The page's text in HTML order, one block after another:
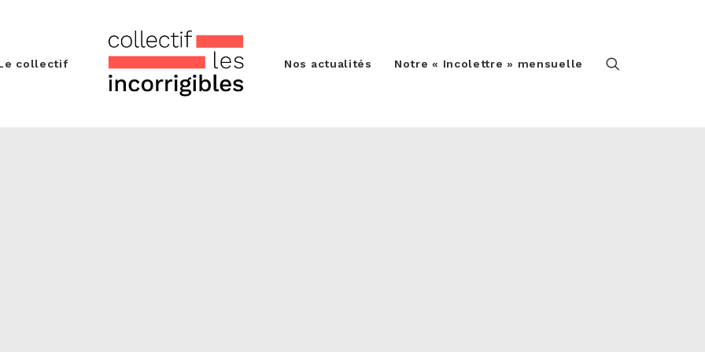
collectif Nos actualités Notre « Incolettre » mensuelle